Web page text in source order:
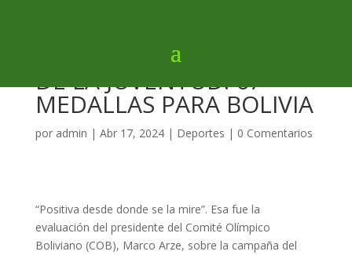
I JUEGOS BOLIVARIANOS
DE LA JUVENTUD: 67
MEDALLAS PARA BOLIVIA
por admin | Abr 17, 2024| Deportes | 0 Comentarios
“Positiva desde donde se la mire”. Esa fue la
evaluación del presidente del Comité Olímpico
Boliviano (COB), Marco Arze, sobre la campaña del